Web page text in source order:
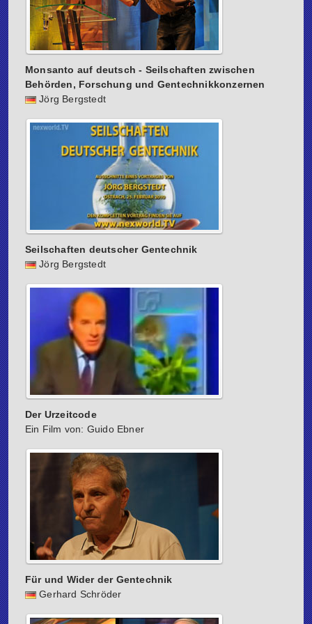
Monsanto auf deutsch - Seilschaften zwischen
Behörden, Forschung und Gentechnikkonzernen
Jörg Bergstedt
Seilschaften deutscher Gentechnik
Jörg Bergstedt
Der Urzeitcode
Ein Film von: Guido Ebner
Für und Wider der Gentechnik
Gerhard Schröder